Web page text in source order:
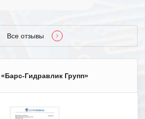
Все отзывы
Гидравлик Групп»